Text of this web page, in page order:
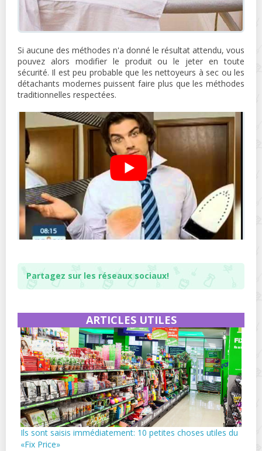
Si aucune des méthodes n'a donné le résultat attendu, vous
pouvez alors modifier le produit ou le jeter en toute
sécurité. Il est peu probable que les nettoyeurs à sec ou les
détachants modernes puissent faire plus que les méthodes
traditionnelles respectées.
Partagez sur les réseaux sociaux!
ARTICLES UTILES
Ils sont saisis immédiatement: 10 petites choses utiles du
«Fix Price»